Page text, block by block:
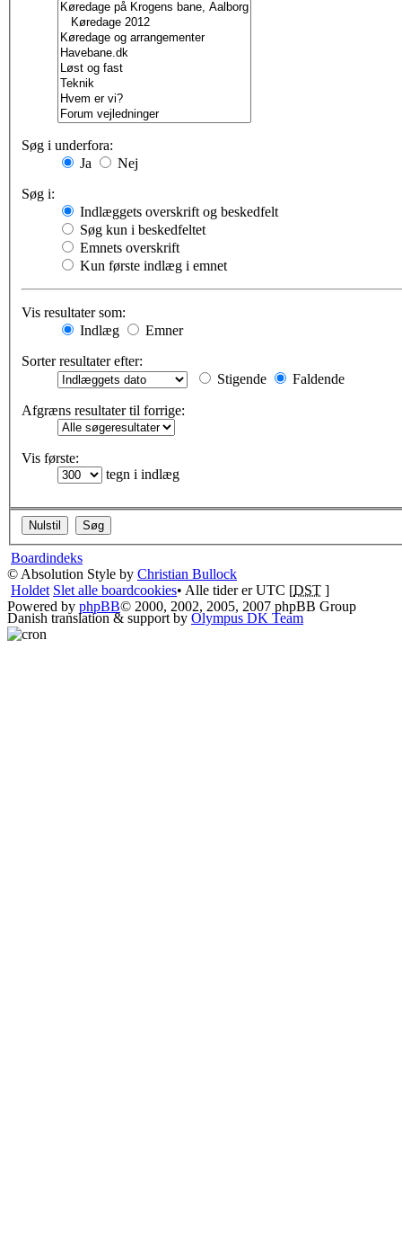
Søg i underfora:
Ja
Nej
Søg i:
Indlæggets overskrift og beskedfelt
Søg kun i beskedfeltet
Emnets overskrift
Kun første indlæg i emnet
Vis resultater som:
Indlæg
Emner
Sorter resultater efter:
Stigende
Faldende
Afgræns resultater til forrige:
Vis første:
tegn i indlæg
Boardindeks
© Absolution Style by Christian Bullock
Holdet Slet alle boardcookies• Alle tider er UTC [DST ]
Powered by phpBB© 2000, 2002, 2005, 2007 phpBB Group
Danish translation & support by Olympus DK Team